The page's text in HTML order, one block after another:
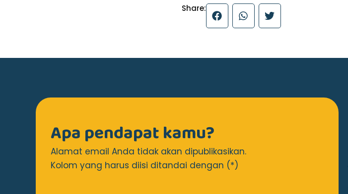
Share:
Apa pendapat kamu?
Alamat email Anda tidak akan dipublikasikan.
Kolom yang harus diisi ditandai dengan (*)